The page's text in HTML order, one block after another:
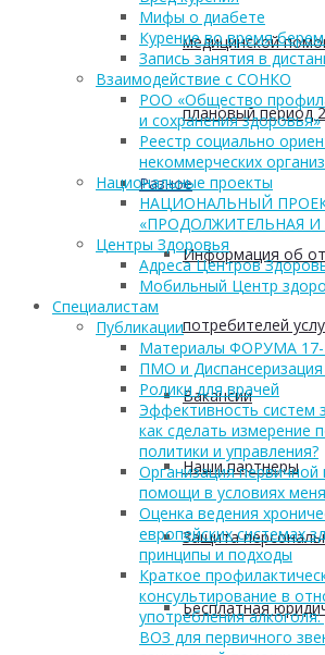
медицинской
плановый период
Разное
Информация об
потребителей
Вакансии
Наши партнеры
Защита
Бесплатная
Мифы о диабете
Курение во время
Запись занятия в
Взаимодействие с СОНКО
РОО «Общество
и сохранения здоровья»
Реестр социально
некоммерческих
Национальные проекты
НАЦИОНАЛЬНЫЙ
«ПРОДОЛЖИТЕЛЬНАЯ
Центры Здоровья
Адреса Центров
Мобильный Центр
Cпециалистам
Публикации
Материалы ФОРУМА 17-
ПМО и Диспансеризация
Ролики для врачей
Эффективность систем
как сделать измерение
политики и управления?
Организация
помощи в условиях
Оценка ведения
европейских системах
принципы и подходы
Краткое
консультирование в
употребления
ВОЗ для первичного